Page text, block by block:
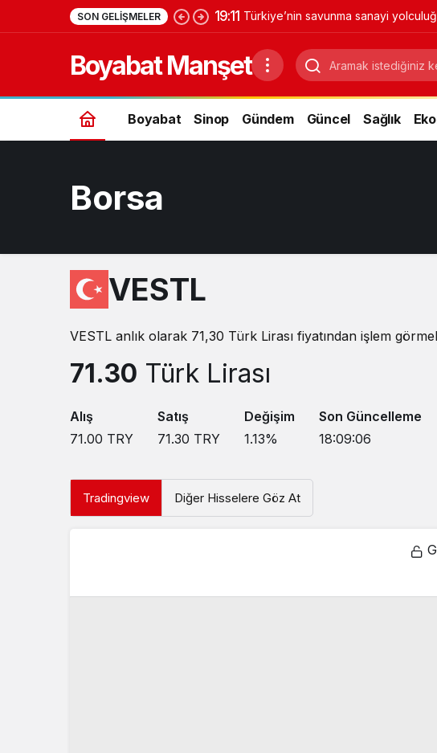
SON GELIŞMELER 19:11 Türkiye’nin savunma sanayi
Yıldırımhan’a uzanan stratejik
Boyabat Manşet
Boyabat Sinop Gündem Güncel Sağlık
Borsa
VESTL
VESTL anlık olarak 71,30 Türk Lirası fiyatından işlem
71.30 Türk Lirası
Alış
71.00 TRY
Satış
71.30 TRY
Değişim
1.13%
Son Güncelleme
18:09:06
Tradingview Diğer Hisselere Göz At